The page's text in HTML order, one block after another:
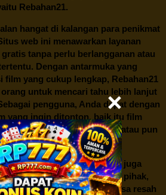
Rebahan21.
hangat di kalangan para penikmat
web ini menawarkan layanan
tanpa perlu berlangganan atau
Dengan antarmuka yang
film yang cukup lengkap, Rebahan21
untuk mencari tahu lebih lanjut
pengguna, Anda dapat dengan
yang ingin ditonton, baik itu film
Korea yang sedang hits, atau pun
dengan kualitas terbaik.
cerita manis,Rebahan21juga
di industri film. Banyak pihak,
dan pemilik hak cipta, merasa resah